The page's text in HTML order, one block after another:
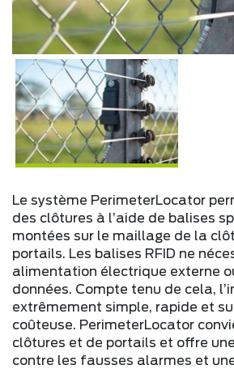
Le système PerimeterLocator
des clôtures à l’aide de balises
montées sur le maillage de la
portails. Les balises RFID ne
alimentation électrique externe
données. Compte tenu de cela,
extrêmement simple, rapide et
coûteuse. PerimeterLocator
clôtures et de portails et offre
contre les fausses alarmes et